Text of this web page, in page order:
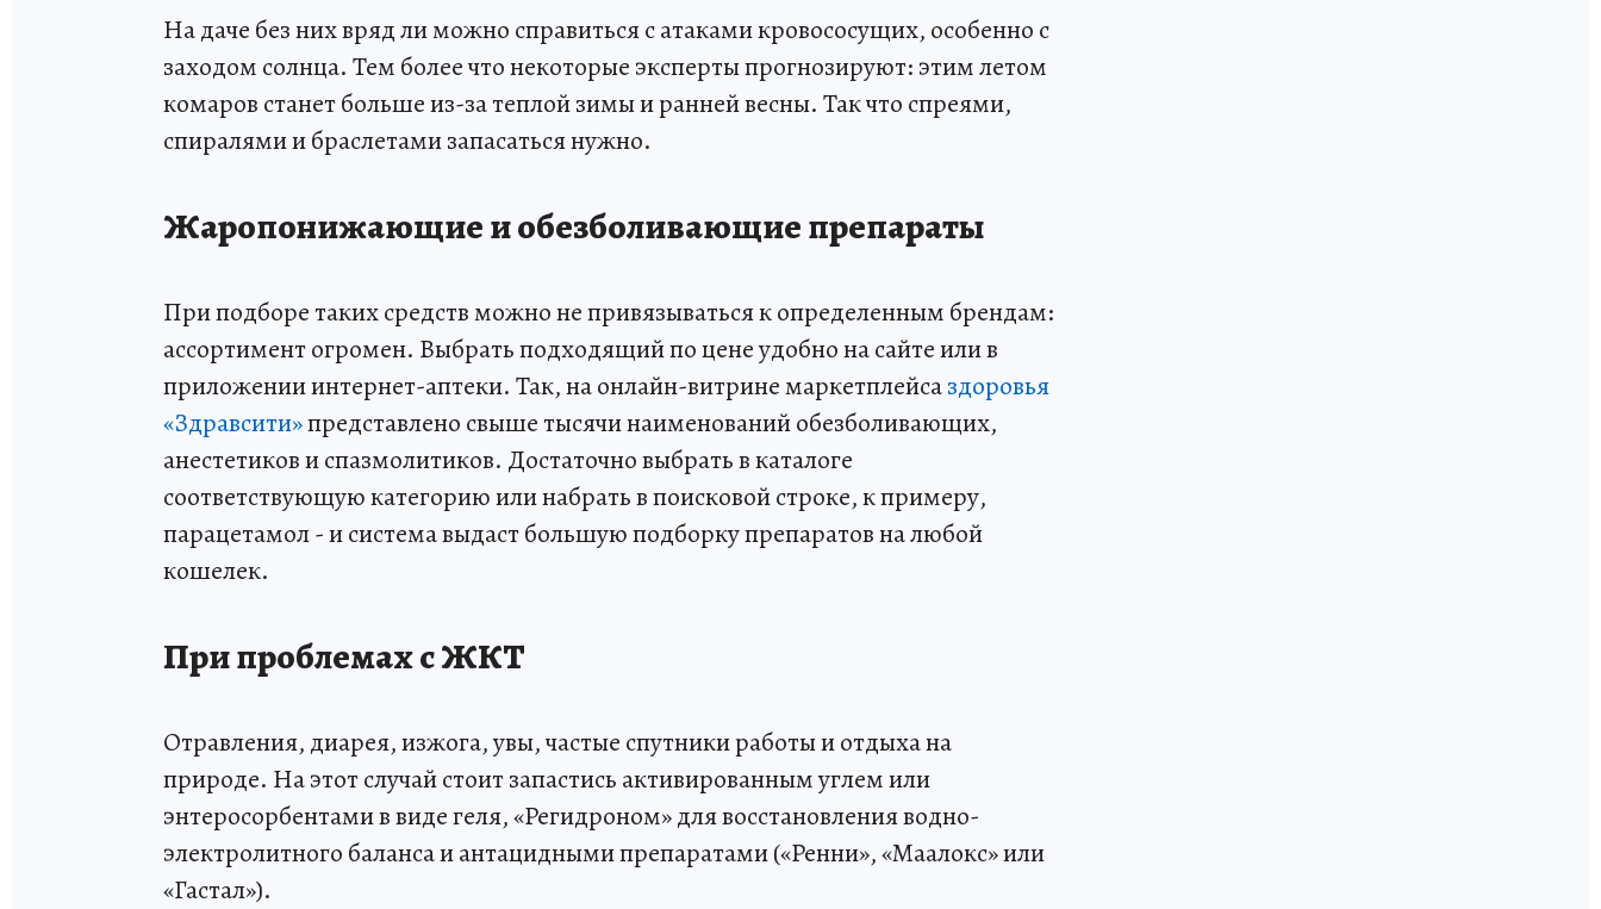
На даче без них вряд ли можно справиться с атаками кровососущих, особенно с
заходом солнца. Тем более что некоторые эксперты прогнозируют: этим летом
комаров станет больше из-за теплой зимы и ранней весны. Так что спреями,
спиралями и браслетами запасаться нужно.
Жаропонижающие и обезболивающие препараты
При подборе таких средств можно не привязываться к определенным брендам:
ассортимент огромен. Выбрать подходящий по цене удобно на сайте или в
приложении интернет-аптеки. Так, на онлайн-витрине маркетплейсаздоровья
«Здравсити»представлено свыше тысячи наименований обезболивающих,
анестетиков и спазмолитиков. Достаточно выбрать в каталоге
соответствующую категорию или набрать в поисковой строке, к примеру,
парацетамол - и система выдаст большую подборку препаратов на любой
кошелек.
При проблемах с ЖКТ
Отравления, диарея, изжога, увы, частые спутники работы и отдыха на
природе. На этот случай стоит запастись активированным углем или
энтеросорбентами в виде геля, «Регидроном» для восстановления водно-
электролитного баланса и антацидными препаратами («Ренни», «Маалокс» или
«Гастал»).